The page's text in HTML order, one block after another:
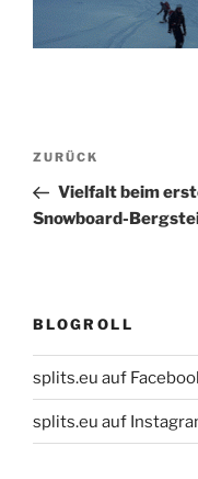
Vorheriger
Beitrag
ZURÜCK
Vielfalt beim
Snowboard-
BLOGROLL
splits.eu auf
splits.eu auf